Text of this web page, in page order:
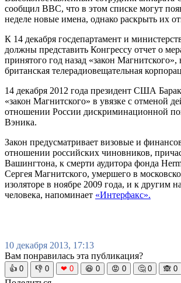
сообщил BBC, что в этом списке могут
неделе новые имена, однако раскрыть их
К 14 декабря госдепартамент и
должны представить Конгрессу отчет о
принятого год назад «закон
британская телерадиовещательная
14 декабря 2012 года президент США
«закон Магнитского» в увязке с отменой
отношении России дискриминационной
Вэника.
Закон предусматривает визовые и
отношении российских чиновников,
Вашингтона, к смерти аудитора фонда
Сергея Магнитского, умершего в
изоляторе в ноябре 2009 года, и к другим
человека, напоминает «Интерфакс».
10 декабря 2013, 17:13
Вам понравилась эта публикация?
👍 0 👎 0 ❤ 0 😆 0 😡 0 🤔 0 🙈 0